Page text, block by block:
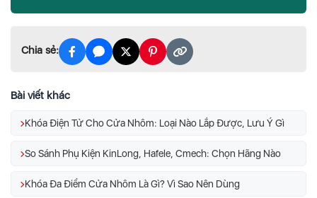
Chia sẻ:
Bài viết khác
Khóa Điện Tử Cho Cửa Nhôm: Loại Nào Lắp Được, Lưu Ý Gì
So Sánh Phụ Kiện KinLong, Hafele, Cmech: Chọn Hãng Nào
Khóa Đa Điểm Cửa Nhôm Là Gì? Vì Sao Nên Dùng